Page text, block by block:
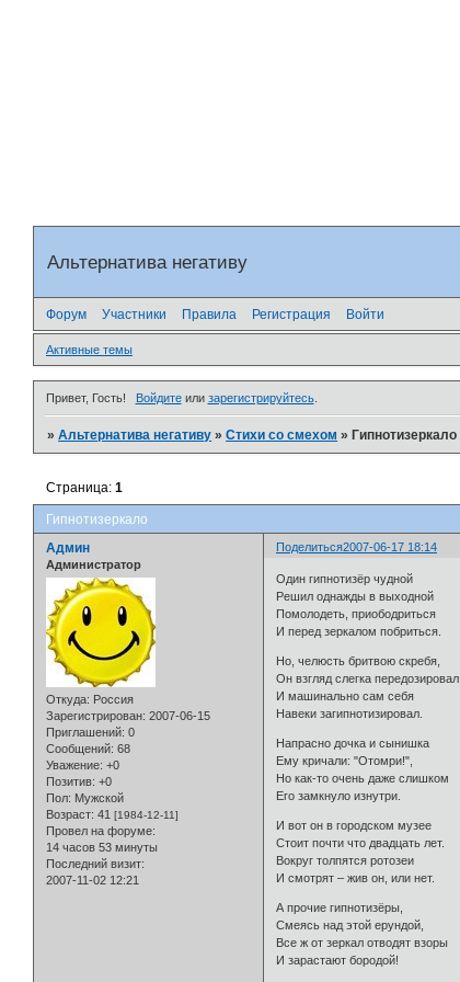
Альтернатива негативу
Форум Участники Правила Регистрация Войти
Активные темы
Привет, Гость! Войдитеили зарегистрируйтесь.
»Альтернатива негативу »Стихи со смехом »Гипнотизеркало
Гипнотизеркало
Страница:1
Поделиться2007-06-17 18:14
Админ
Администратор
Откуда: Россия
Зарегистрирован: 2007-06-15
Приглашений: 0
Сообщений: 68
Уважение: +0
Позитив: +0
Пол: Мужской
Возраст: 41 [1984-12-11]
Провел на форуме:
14 часов 53 минуты
Последний визит:
2007-11-02 12:21
Один гипнотизёр чудной
Решил однажды в выходной
Помолодеть, приободриться
И перед зеркалом побриться.
Но, челюсть бритвою скребя,
Он взгляд слегка передозировал
И машинально сам себя
Навеки загипнотизировал.
Напрасно дочка и сынишка
Ему кричали: "Отомри!",
Но как-то очень даже слишком
Его замкнуло изнутри.
И вот он в городском музее
Стоит почти что двадцать лет.
Вокруг толпятся ротозеи
И смотрят – жив он, или нет.
А прочие гипнотизёры,
Смеясь над этой ерундой,
Все ж от зеркал отводят взоры
И зарастают бородой!